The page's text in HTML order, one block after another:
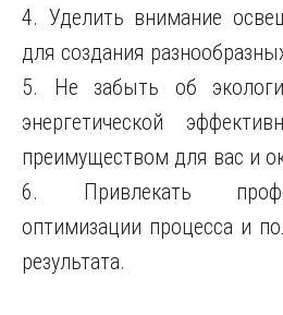
4. Уделить внимание
для создания
5. Не забыть об
энергетической
преимуществом для вас и
6. Привлекать
оптимизации процесса и
результата.